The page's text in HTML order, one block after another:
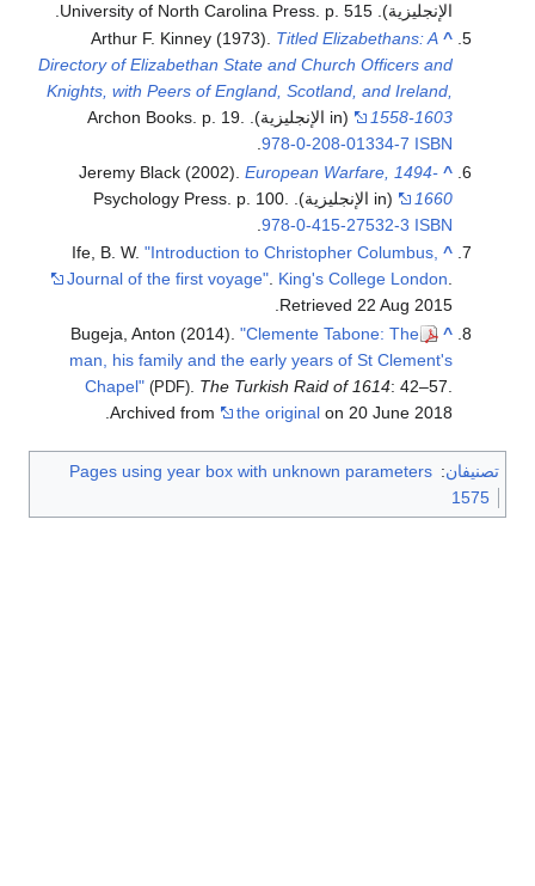
الإنجليزية). University of North Carolina Press. p. 515.
^
Arthur F. Kinney (1973). Titled Elizabethans: A
Directory of Elizabethan State and Church Officers and
Knights, with Peers of England, Scotland, and Ireland,
1558-1603
(in الإنجليزية). Archon Books. p. 19.
ISBN
978-0-208-01334-7
.
^
Jeremy Black (2002).European Warfare, 1494-
1660
(in الإنجليزية). Psychology Press. p. 100.
ISBN
978-0-415-27532-3
.
^
Ife, B. W."Introduction to Christopher Columbus,
Journal of the first voyage". King's College London.
Retrieved22 Aug 2015
.
^
Bugeja, Anton (2014)."Clemente Tabone: The
man, his family and the early years of St Clement's
Chapel" (PDF) The Turkish Raid of 1614: 42–57.
Archived from
the original on 20 June 2018.
تصنيفان:
Pages using year box with unknown parameters
1575